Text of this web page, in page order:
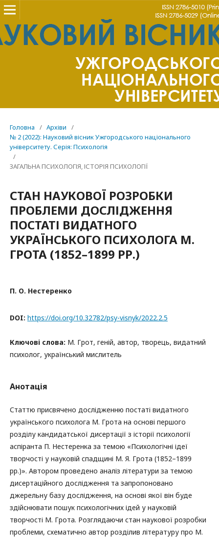
Головна / Архіви
/
№ 2 (2022): Науковий вісник Ужгородського національного
університету. Серія: Психологія
/
ЗАГАЛЬНА ПСИХОЛОГІЯ, ІСТОРІЯ ПСИХОЛОГІЇ
СТАН НАУКОВОЇ РОЗРОБКИ
ПРОБЛЕМИ ДОСЛІДЖЕННЯ
ПОСТАТІ ВИДАТНОГО
УКРАЇНСЬКОГО ПСИХОЛОГА М.
ГРОТА (1852–1899 РР.)
П. О. Нестеренко
DOI: https://doi.org/10.32782/psy-visnyk/2022.2.5
Ключові слова: М. Грот, геній, автор, творець, видатний
психолог, український мислитель
Анотація
Статтю присвячено дослідженню постаті видатного
українського психолога М. Грота на основі першого
розділу кандидатської дисертації з історії психології
аспіранта П. Нестеренка за темою «Психологічні ідеї
творчості у науковій спадщині М. Я. Грота (1852–1899
рр.)». Автором проведено аналіз літератури за темою
дисертаційного дослідження та запропоновано
джерельну базу дослідження, на основі якої він буде
здійснювати пошук психологічних ідей у науковій
творчості М. Грота. Розглядаючи стан наукової розробки
проблеми, схематично автор розділив літературу про М.